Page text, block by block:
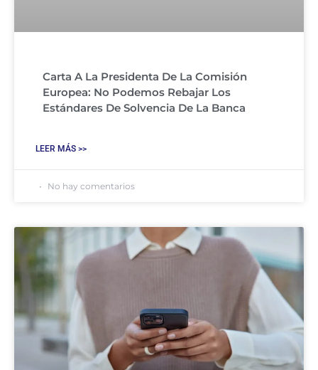
Carta A La Presidenta De La Comisión
Europea: No Podemos Rebajar Los
Estándares De Solvencia De La Banca
LEER MÁS >>
No hay comentarios